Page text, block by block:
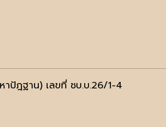
ฎฐาน) เลขที่ ชบ.บ.26/1-4